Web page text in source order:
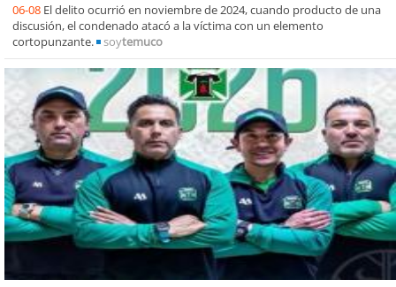
06-08 El delito ocurrió en noviembre de 2024, cuando producto de una
discusión, el condenado atacó a la víctima con un elemento
cortopunzante.
soytemuco